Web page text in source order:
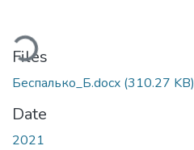
Files
Беспалько_Б.docx (310.27 KB)
Date
2021